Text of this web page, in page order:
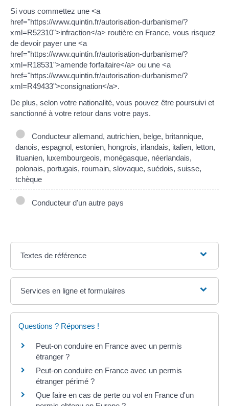
Si vous commettez une <a
href="https://www.quintin.fr/autorisation-durbanisme/?
xml=R52310">infraction</a> routière en France, vous risquez
de devoir payer une <a
href="https://www.quintin.fr/autorisation-durbanisme/?
xml=R18531">amende forfaitaire</a> ou une <a
href="https://www.quintin.fr/autorisation-durbanisme/?
xml=R49433">consignation</a>.
De plus, selon votre nationalité, vous pouvez être poursuivi et
sanctionné à votre retour dans votre pays.
Conducteur allemand, autrichien, belge, britannique,
danois, espagnol, estonien, hongrois, irlandais, italien, letton,
lituanien, luxembourgeois, monégasque, néerlandais,
polonais, portugais, roumain, slovaque, suédois, suisse,
tchèque
Conducteur d'un autre pays
Textes de référence
Services en ligne et formulaires
Questions ? Réponses !
Peut-on conduire en France avec un permis
étranger ?
Peut-on conduire en France avec un permis
étranger périmé ?
Que faire en cas de perte ou vol en France d'un